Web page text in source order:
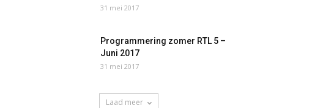
31 mei 2017
Programmering zomer RTL 5 –
Juni 2017
31 mei 2017
Laad meer